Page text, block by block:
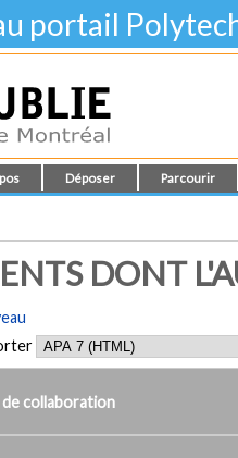
portail
Déposer Parcourir
DONT
de collaboration